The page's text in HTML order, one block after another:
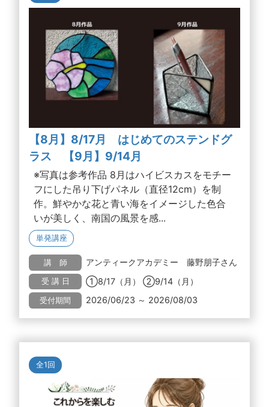
【8月】8/17月 はじめてのステンドグ
ラス 【9月】9/14月
※写真は参考作品 8月はハイビスカスをモチー
フにした吊り下げパネル（直径12cm）を制
作。鮮やかな花と青い海をイメージした色合
いが美しく、南国の風景を感...
単発講座
講 師 アンティークアカデミー 藤野朋子さん
受 講 日 ①8/17（月） ②9/14（月）
受付期間 2026/06/23 ～ 2026/08/03
全1回